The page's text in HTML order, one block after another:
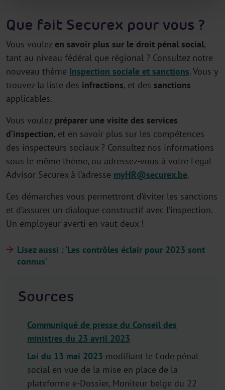
Que fait Securex pour vous ?
Vous voulez en savoir plus sur le droit pénal social,
tant au niveau fédéral que régional ? Consultez notre
nouveau thème Inspection sociale et sanctions. Vous y
trouvez la liste des infractions, et des sanctions
applicables.
Vous voulez préparer une visite des services
d’inspection, et en savoir plus sur les compétences
des inspecteurs sociaux ? Consultez nos informations
sous le même thème, ou adressez-vous à votre Legal
Advisor Securex à l’adresse myHR@securex.be.
Ces démarches vous permettront d’éviter les sanctions
et d’assurer un dialogue constructif avec l’inspection.
Un employeur averti en vaut deux !
Lisez aussi : ‘Les contrôles éclair pour 2023 sont
connus’
Sources
Communiqué de presse du Conseil des
ministres du 23 avril 2023
Loi du 13 mai 2023 modifiant le Code pénal
social en vue de la mise en place de la
plateforme e-Dossier, Moniteur belge du 22